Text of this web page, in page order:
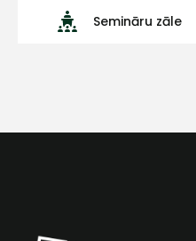
Semināru zāle